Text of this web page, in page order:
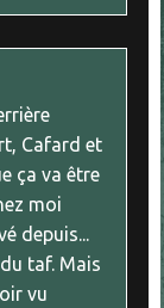
Cafard et
ça va être
moi
depuis...
taf. Mais
vu